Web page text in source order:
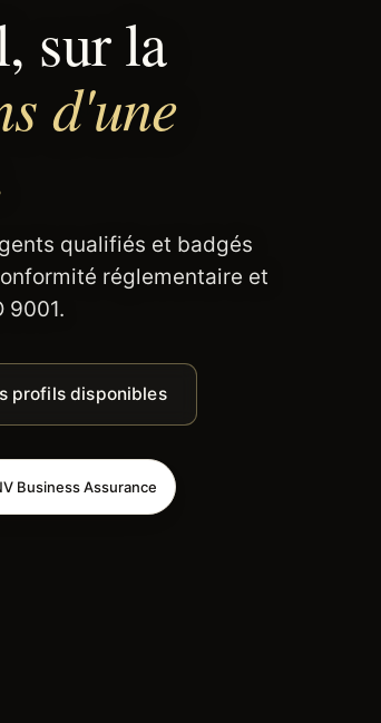
sur la
d'une
qualifiés et badgés
réglementaire et
9001.
profils disponibles
Business Assurance